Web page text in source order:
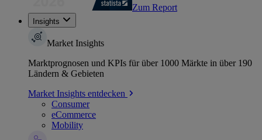
Zum Report
Insights
Market Insights
Marktprognosen und KPIs für über 1000 Märkte in über 190
Ländern & Gebieten
Market Insights entdecken
Consumer
eCommerce
Mobility